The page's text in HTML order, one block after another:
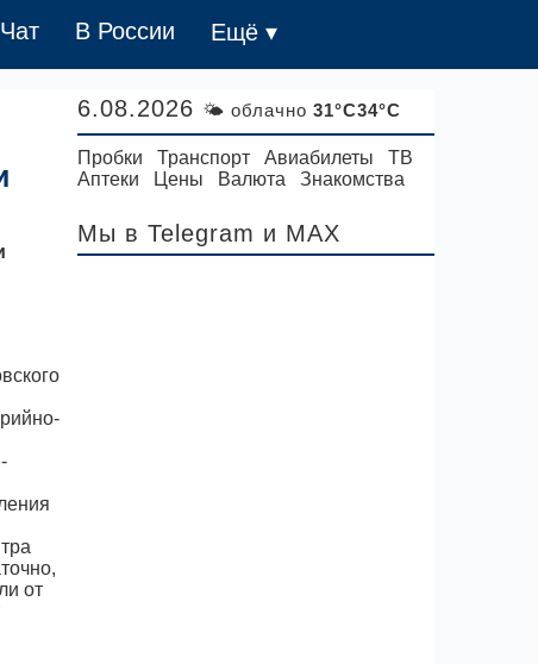
Чат В России Ещё ▾
от
6.08.2026 🌤 облачно 31°C34°C
Пробки Транспорт Авиабилеты
ТВ
Аптеки
Цены Валюта Знакомства
Мы в Telegram и MAX